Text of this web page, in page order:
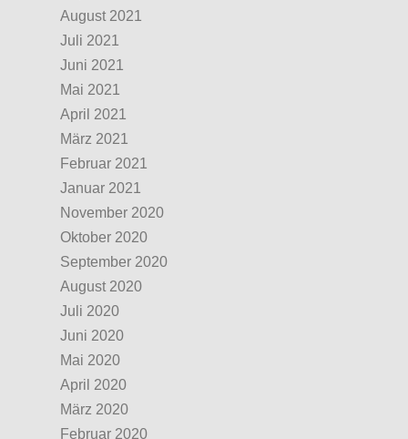
August 2021
Juli 2021
Juni 2021
Mai 2021
April 2021
März 2021
Februar 2021
Januar 2021
November 2020
Oktober 2020
September 2020
August 2020
Juli 2020
Juni 2020
Mai 2020
April 2020
März 2020
Februar 2020